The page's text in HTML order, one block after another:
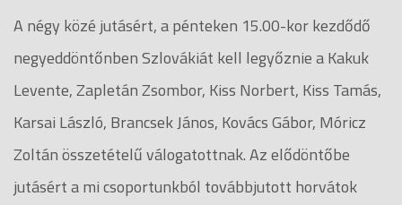
A négy közé jutásért, a pénteken 15.00-kor kezdődő
negyeddöntőnben Szlovákiát kell legyőznie a Kakuk
Levente, Zapletán Zsombor, Kiss Norbert, Kiss Tamás,
Karsai László, Brancsek János, Kovács Gábor, Móricz
Zoltán összetételű válogatottnak. Az elődöntőbe
jutásért a mi csoportunkból továbbjutott horvátok